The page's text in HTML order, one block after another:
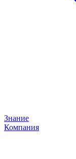
Знание
Компания